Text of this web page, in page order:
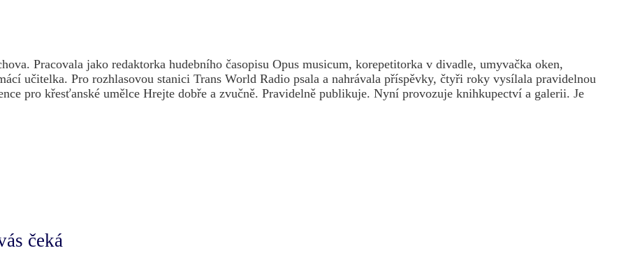
Pracovala jako redaktorka hudebního časopisu Opus musicum, korepetitorka v divadle, umyvačka oken,
učitelka. Pro rozhlasovou stanici Trans World Radio psala a nahrávala příspěvky, čtyři roky vysílala pravidelnou
pro křesťanské umělce Hrejte dobře a zvučně. Pravidelně publikuje. Nyní provozuje knihkupectví a galerii. Je
čeká